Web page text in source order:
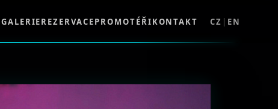
GALERIEREZERVACEPROMOTÉŘIKONTAKT CZ | EN